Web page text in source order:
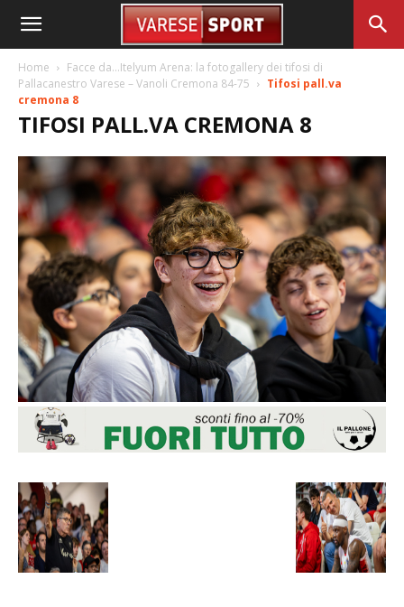
Home
Facce da…Itelyum Arena: la fotogallery dei tifosi di
Pallacanestro Varese – Vanoli Cremona 84-75
Tifosi pall.va
cremona 8
TIFOSI PALL.VA CREMONA 8